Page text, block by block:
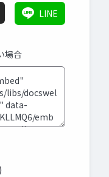
LINE
場合